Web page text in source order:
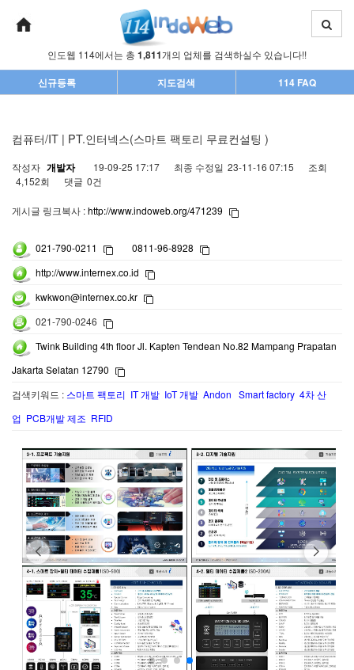
인도웹 114에서는 총 1,811개의 업체를 검색하실수 있습니다!!
신규등록 지도검색 114 FAQ
컴퓨터/IT | PT.인터넥스(스마트 팩토리 무료컨설팅 )
작성자 개발자 19-09-25 17:17 최종 수정일 23-11-16 07:15
조회
4,152회
댓글 0건
게시글 링크복사 :http://www.indoweb.org/471239
021-790-0211
0811-96-8928
http://www.internex.co.id
kwkwon@internex.co.kr
021-790-0246
Twink Building 4th floor Jl. Kapten Tendean No.82 Mampang Prapatan
Jakarta Selatan 12790
검색키워드 : 스마트 팩토리 IT 개발 IoT 개발 Andon Smart factory 4차 산
업 PCB개발 제조 RFID